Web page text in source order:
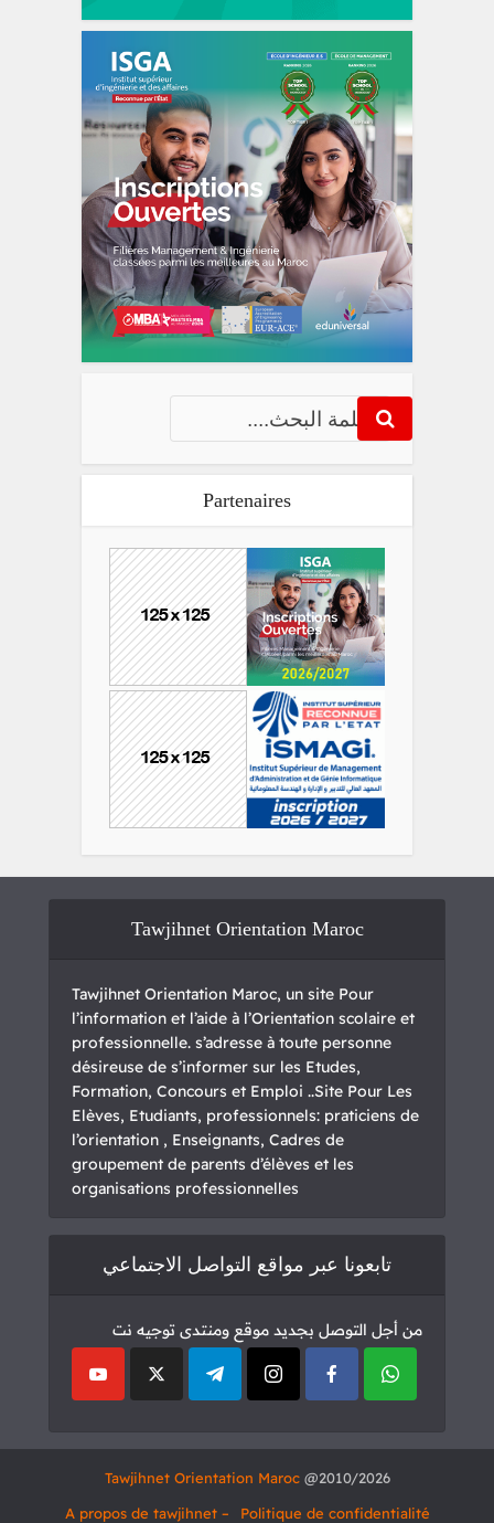
Partenaires
Tawjihnet Orientation Maroc
Tawjihnet Orientation Maroc, un site Pour
l’information et l’aide à l’Orientation scolaire et
professionnelle. s’adresse à toute personne
désireuse de s’informer sur les Etudes,
Formation, Concours et Emploi ..Site Pour Les
Elèves, Etudiants, professionnels: praticiens de
l’orientation , Enseignants, Cadres de
groupement de parents d’élèves et les
organisations professionnelles
تابعونا عبر مواقع التواصل الاجتماعي
من أجل التوصل بجديد موقع ومنتدى توجيه نت
2010/2026@
Tawjihnet Orientation Maroc
Politique de confidentialité
– A propos de tawjihnet